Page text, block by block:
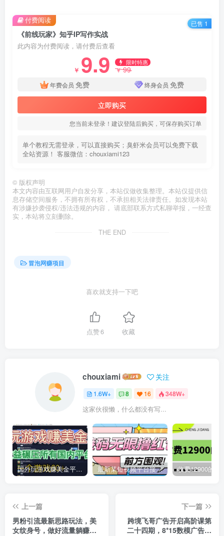
《前线玩家》知乎IP写作实战
此内容为付费阅读，请付费后查看
￥ 9.9 限时特惠
￥99
年费会员 免费 终身会员 免费
立即购买
您当前未登录！建议登陆后购买，可保存购买订单
单个教程无需登录，可以直接购买；臭虾米会员可以免费下载
全站资源！ 客服微信：chouxiami123
付费阅读 已售 1
© 版权声明
本文内容由互联网用户自发分享，本站仅做收集整理。本站仅提供信
息存储空间服务，不拥有所有权，不承担相关法律责任。如发现本站
有涉嫌抄袭侵权/违法违规的内容， 请底部联系方式私聊举报，一经查
实，本站将立刻删除。
THE END
冒泡网赚项目
喜欢就支持一下吧
点赞6 收藏
chouxiami 关注
1.6W+ 8 16 348W+
这家伙很懒，什么都没有写...
国外玩游戏赚美金平台，一个游戏60+，收益碾压国内所有平台 最新某短视频平台接码看广告，无限撸1.3元项目【软件+详细操作教程】
上一篇
男粉引流最新思路玩法，美
女纹身号，做好流量躺赚
下一篇
跨境飞哥广告开启高阶课第
二十四期，​8*15数模广告优